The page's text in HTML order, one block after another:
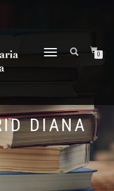
NAVEGACIÓN
0
DIANA